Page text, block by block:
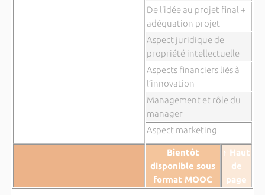
De l’idée au projet final +
adéquation projet
Aspect juridique de
propriété intellectuelle
Aspects financiers liés à
l’innovation
Management et rôle du
manager
Aspect marketing
Bientôt
disponible sous
format MOOC
↑ Haut
de
page